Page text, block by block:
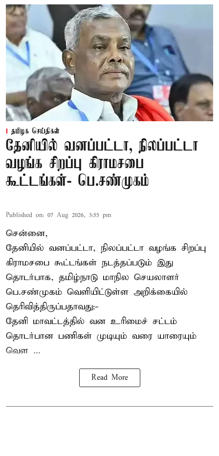
தமிழக செய்திகள்
தேனியில் வனப்பட்டா, நிலப்பட்டா
வழங்க சிறப்பு கிராமசபை
கூட்டங்கள்- பெ.சண்முகம்
Published on: 07 Aug 2026, 3:55 pm
சென்னை,
தேனியில் வனப்பட்டா, நிலப்பட்டா வழங்க சிறப்பு
கிராமசபை கூட்டங்கள் நடத்தப்படும் இது
தொடர்பாக, தமிழ்நாடு மாநில செயலாளர்
பெ.சண்முகம் வெளியிட்டுள்ள அறிக்கையில்
தெரிவித்திருப்பதாவது:-
தேனி மாவட்டத்தில் வன உரிமைச் சட்டம்
தொடர்பான பணிகள் முடியும் வரை யாரையும்
வெள ...
Read More